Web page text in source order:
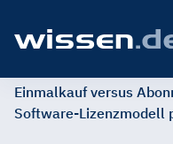
Einmalkauf versus
Software-Lizenzmodell